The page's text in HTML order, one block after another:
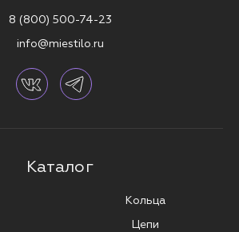
8 (800) 500-74-23
info@miestilo.ru
Каталог
Кольца
Цепи